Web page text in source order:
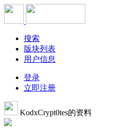
搜索
版块列表
用户信息
登录
立即注册
KodxCrypt0tes的资料